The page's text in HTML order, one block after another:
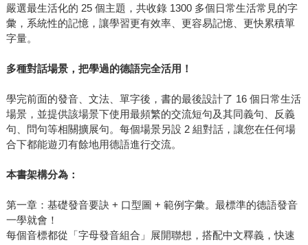
嚴選最生活化的 25 個主題，共收錄 1300 多個日常生活常見的字
彙，系統性的記憶，讓學習更有效率、更容易記憶、更快累積單
字量。
多種對話場景，把學過的德語完全活用！
學完前面的發音、文法、單字後，書的最後設計了 16 個日常生活
場景，並提供該場景下使用最頻繁的交流短句及其同義句、反義
句、問句等相關擴展句。每個場景另設 2 組對話，讓您在任何場
合下都能遊刃有餘地用德語進行交流。
本書架構分為：
第一章：基礎發音要訣 + 口型圖 + 範例字彙。最標準的德語發音
一學就會！
每個音標都從「字母發音組合」展開聯想，搭配中文釋義，快速